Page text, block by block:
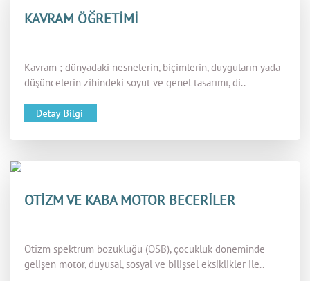
KAVRAM ÖĞRETİMİ
Kavram ; dünyadaki nesnelerin, biçimlerin, duyguların yada
düşüncelerin zihindeki soyut ve genel tasarımı, di..
OTİZM VE KABA MOTOR BECERİLER
Otizm spektrum bozukluğu (OSB), çocukluk döneminde
gelişen motor, duyusal, sosyal ve bilişsel eksiklikler ile..